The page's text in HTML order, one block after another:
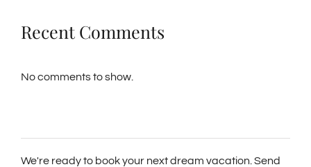
Recent Comments
No comments to show.
We're ready to book your next dream vacation. Send